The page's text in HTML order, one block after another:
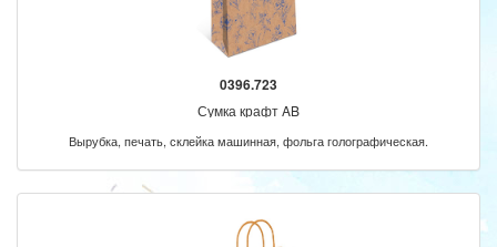
0396.723
Сумка крафт AB
Вырубка, печать, склейка машинная, фольга голографическая.